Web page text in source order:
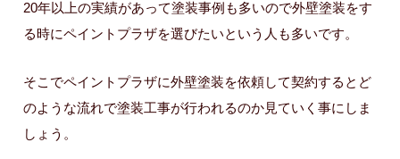
20年以上の実績があって塗装事例も多いので外壁塗装をす
る時にペイントプラザを選びたいという人も多いです。
そこでペイントプラザに外壁塗装を依頼して契約するとど
のような流れで塗装工事が行われるのか見ていく事にしま
しょう。